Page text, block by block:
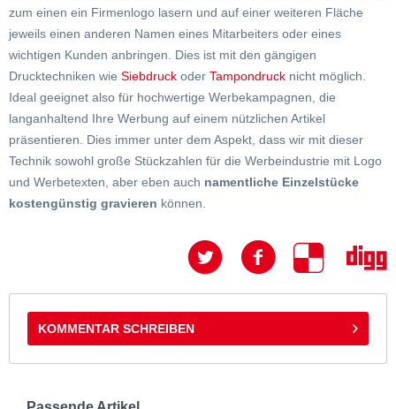
zum einen ein Firmenlogo lasern und auf einer weiteren Fläche
jeweils einen anderen Namen eines Mitarbeiters oder eines
wichtigen Kunden anbringen. Dies ist mit den gängigen
Drucktechniken wie Siebdruck oder Tampondruck nicht möglich.
Ideal geeignet also für hochwertige Werbekampagnen, die
langanhaltend Ihre Werbung auf einem nützlichen Artikel
präsentieren. Dies immer unter dem Aspekt, dass wir mit dieser
Technik sowohl große Stückzahlen für die Werbeindustrie mit Logo
und Werbetexten, aber eben auch namentliche Einzelstücke
kostengünstig gravieren können.
KOMMENTAR SCHREIBEN